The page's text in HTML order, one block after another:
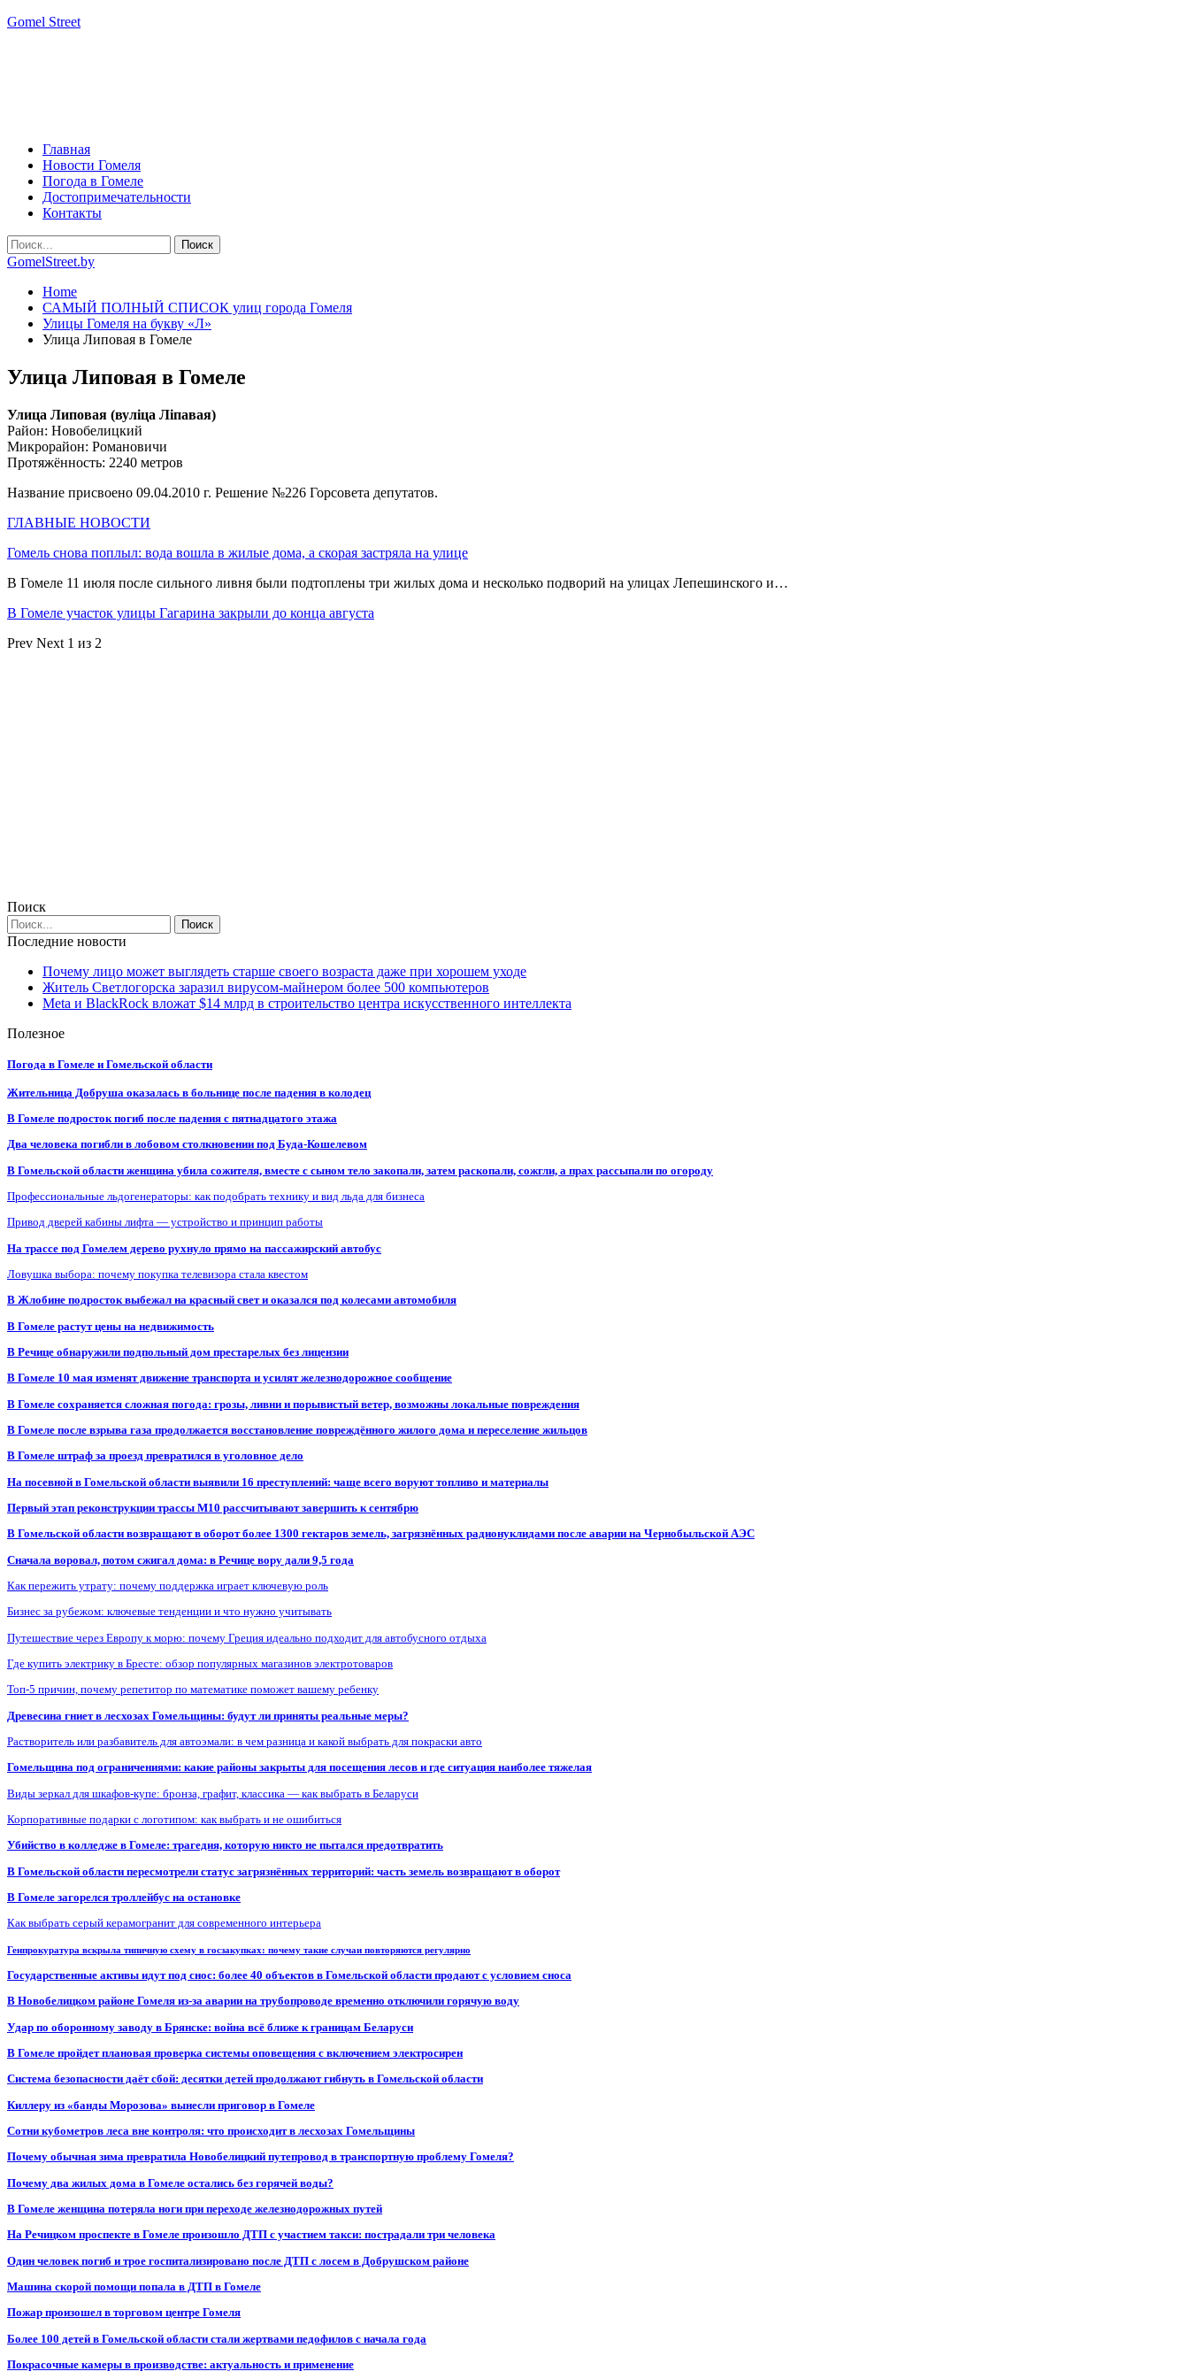
Gomel Street
Главная
Новости Гомеля
Погода в Гомеле
Достопримечательности
Контакты
GomelStreet.by
Home
САМЫЙ ПОЛНЫЙ СПИСОК улиц города Гомеля
Улицы Гомеля на букву «Л»
Улица Липовая в Гомеле
Улица Липовая в Гомеле
Улица Липовая (вулiца Ліпавая)
Район: Новобелицкий
Микрорайон: Романовичи
Протяжённость: 2240 метров
Название присвоено 09.04.2010 г. Решение №226 Горсовета депутатов.
ГЛАВНЫЕ НОВОСТИ
Гомель снова поплыл: вода вошла в жилые дома, а скорая застряла на улице
В Гомеле 11 июля после сильного ливня были подтоплены три жилых дома и несколько подворий на улицах Лепешинского и…
В Гомеле участок улицы Гагарина закрыли до конца августа
Prev Next 1 из 2
Поиск
Последние новости
Почему лицо может выглядеть старше своего возраста даже при хорошем уходе
Житель Светлогорска заразил вирусом-майнером более 500 компьютеров
Meta и BlackRock вложат $14 млрд в строительство центра искусственного интеллекта
Полезное
Погода в Гомеле и Гомельской области
Жительница Добруша оказалась в больнице после падения в колодец
В Гомеле подросток погиб после падения с пятнадцатого этажа
Два человека погибли в лобовом столкновении под Буда-Кошелевом
В Гомельской области женщина убила сожителя, вместе с сыном тело закопали, затем раскопали, сожгли, а прах рассыпали по огороду
Профессиональные льдогенераторы: как подобрать технику и вид льда для бизнеса
Привод дверей кабины лифта — устройство и принцип работы
На трассе под Гомелем дерево рухнуло прямо на пассажирский автобус
Ловушка выбора: почему покупка телевизора стала квестом
В Жлобине подросток выбежал на красный свет и оказался под колесами автомобиля
В Гомеле растут цены на недвижимость
В Речице обнаружили подпольный дом престарелых без лицензии
В Гомеле 10 мая изменят движение транспорта и усилят железнодорожное сообщение
В Гомеле сохраняется сложная погода: грозы, ливни и порывистый ветер, возможны локальные повреждения
В Гомеле после взрыва газа продолжается восстановление повреждённого жилого дома и переселение жильцов
В Гомеле штраф за проезд превратился в уголовное дело
На посевной в Гомельской области выявили 16 преступлений: чаще всего воруют топливо и материалы
Первый этап реконструкции трассы М10 рассчитывают завершить к сентябрю
В Гомельской области возвращают в оборот более 1300 гектаров земель, загрязнённых радионуклидами после аварии на Чернобыльской АЭС
Сначала воровал, потом сжигал дома: в Речице вору дали 9,5 года
Как пережить утрату: почему поддержка играет ключевую роль
Бизнес за рубежом: ключевые тенденции и что нужно учитывать
Путешествие через Европу к морю: почему Греция идеально подходит для автобусного отдыха
Где купить электрику в Бресте: обзор популярных магазинов электротоваров
Топ-5 причин, почему репетитор по математике поможет вашему ребенку
Древесина гниет в лесхозах Гомельщины: будут ли приняты реальные меры?
Растворитель или разбавитель для автоэмали: в чем разница и какой выбрать для покраски авто
Гомельщина под ограничениями: какие районы закрыты для посещения лесов и где ситуация наиболее тяжелая
Виды зеркал для шкафов-купе: бронза, графит, классика — как выбрать в Беларуси
Корпоративные подарки с логотипом: как выбрать и не ошибиться
Убийство в колледже в Гомеле: трагедия, которую никто не пытался предотвратить
В Гомельской области пересмотрели статус загрязнённых территорий: часть земель возвращают в оборот
В Гомеле загорелся троллейбус на остановке
Как выбрать серый керамогранит для современного интерьера
Генпрокуратура вскрыла типичную схему в госзакупках: почему такие случаи повторяются регулярно
Государственные активы идут под снос: более 40 объектов в Гомельской области продают с условием сноса
В Новобелицком районе Гомеля из-за аварии на трубопроводе временно отключили горячую воду
Удар по оборонному заводу в Брянске: война всё ближе к границам Беларуси
В Гомеле пройдет плановая проверка системы оповещения с включением электросирен
Система безопасности даёт сбой: десятки детей продолжают гибнуть в Гомельской области
Киллеру из «банды Морозова» вынесли приговор в Гомеле
Сотни кубометров леса вне контроля: что происходит в лесхозах Гомельщины
Почему обычная зима превратила Новобелицкий путепровод в транспортную проблему Гомеля?
Почему два жилых дома в Гомеле остались без горячей воды?
В Гомеле женщина потеряла ноги при переходе железнодорожных путей
На Речицком проспекте в Гомеле произошло ДТП с участием такси: пострадали три человека
Один человек погиб и трое госпитализировано после ДТП с лосем в Добрушском районе
Машина скорой помощи попала в ДТП в Гомеле
Пожар произошел в торговом центре Гомеля
Более 100 детей в Гомельской области стали жертвами педофилов с начала года
Покрасочные камеры в производстве: актуальность и применение